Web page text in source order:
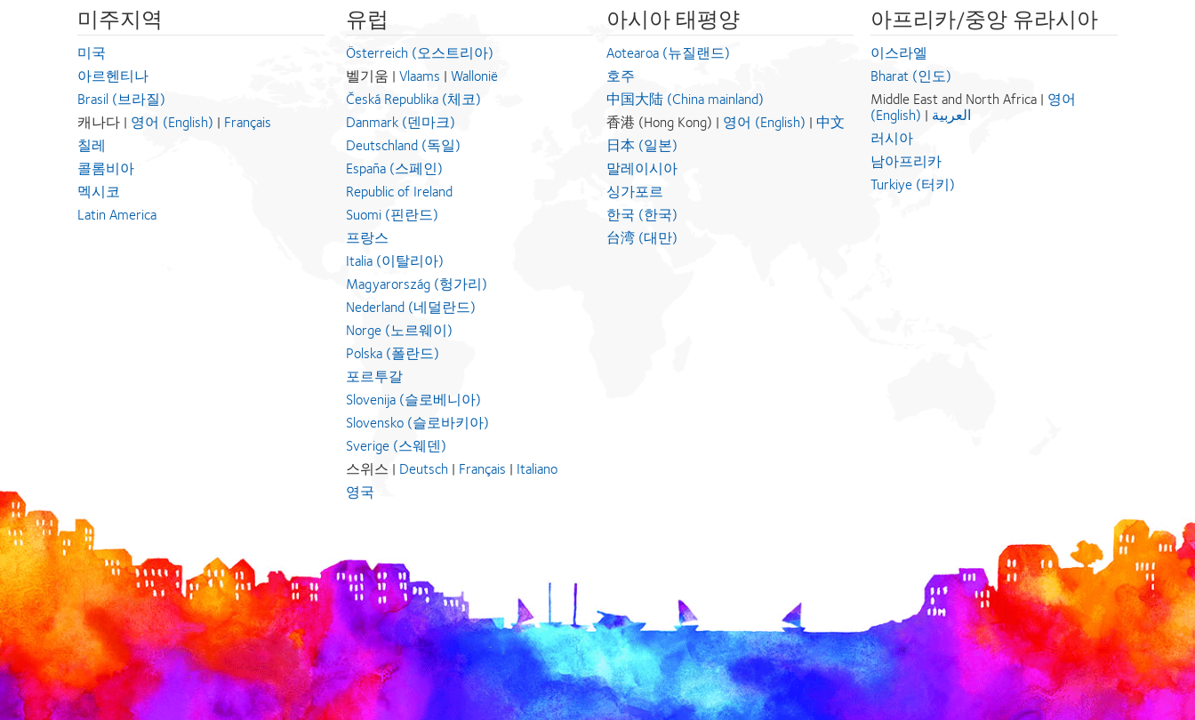
미주지역
미국
아르헨티나
Brasil (브라질)
캐나다 | 영어 (English) | Français
칠레
콜롬비아
멕시코
Latin America
유럽
Österreich (오스트리아)
벨기움 |Vlaams |Wallonië
Česká Republika (체코)
Danmark (덴마크)
Deutschland (독일)
España (스페인)
Republic of Ireland
Suomi (핀란드)
프랑스
Italia (이탈리아)
Magyarország (헝가리)
Nederland (네덜란드)
Norge (노르웨이)
Polska (폴란드)
포르투갈
Slovenija (슬로베니아)
Slovensko (슬로바키아)
Sverige (스웨덴)
스위스 | Deutsch | Français | Italiano
영국
아시아 태평양
Aotearoa (뉴질랜드)
호주
中国大陆 (China mainland)
香港 (Hong Kong) | 영어 (English) | 中文
日本 (일본)
말레이시아
싱가포르
한국 (한국)
台湾 (대만)
아프리카/중앙 유라시아
이스라엘
Bharat (인도)
Middle East and North Africa | 영어
(English) | العربية
러시아
남아프리카
Turkiye (터키)